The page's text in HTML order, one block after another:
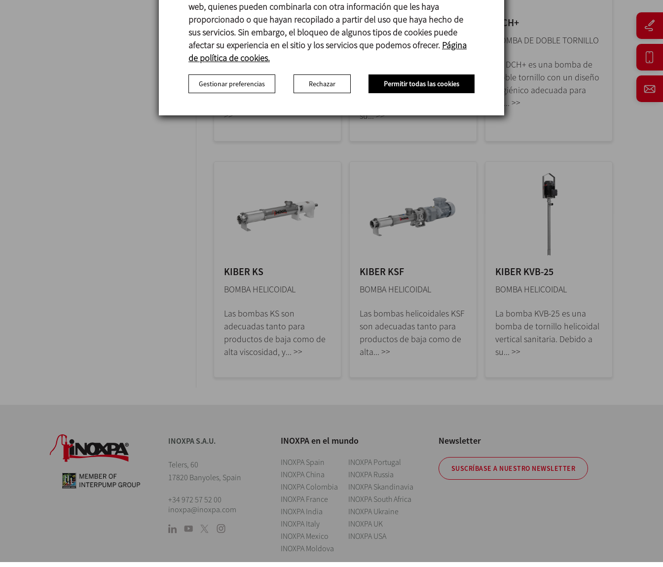
TLS
BOMBA LOBULAR
MONOBLOC
La bomba TLS es una bomba
lobular rotativa de
>>
DCH
BOMBA DE DOBLE TORNILLO
HIGIÉNICA
La DCH es una bomba de
doble tornillo con un diseño
su... >>
DCH+
BOMBA DE DOBLE TORNILLO
La DCH+ es una bomba de
doble tornillo con un diseño
higiénico adecuada para
su... >>
KIBER KS
BOMBA HELICOIDAL
Las bombas KS son
adecuadas tanto para
productos de baja como de
alta viscosidad, y... >>
KIBER KSF
BOMBA HELICOIDAL
Las bombas helicoidales KSF
son adecuadas tanto para
productos de baja como de
alta... >>
KIBER KVB-25
BOMBA HELICOIDAL
La bomba KVB-25 es una
bomba de tornillo helicoidal
vertical sanitaria. Debido a
su... >>
INOXPA S.A.U.
Telers, 60
17820 Banyoles, Spain
+34 972 57 52 00
inoxpa@inoxpa.com
INOXPA en el mundo
INOXPA Spain
INOXPA China
INOXPA Colombia
INOXPA France
INOXPA India
INOXPA Italy
INOXPA Mexico
INOXPA Moldova
INOXPA Portugal
INOXPA Russia
INOXPA Skandinavia
INOXPA South Africa
INOXPA Ukraine
INOXPA UK
INOXPA USA
Newsletter
SUSCRÍBASE A NUESTRO NEWSLETTER
web, quienes pueden combinarla con otra información que les haya
proporcionado o que hayan recopilado a partir del uso que haya hecho de
sus servicios. Sin embargo, el bloqueo de algunos tipos de cookies puede
afectar su experiencia en el sitio y los servicios que podemos ofrecer. Página
de política de cookies.
Gestionar preferencias Rechazar Permitir todas las cookies